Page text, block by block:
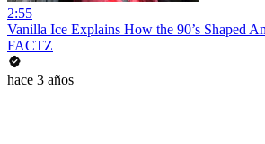
2:55
Vanilla Ice Explains How the 90’s Shaped
FACTZ
hace 3 años